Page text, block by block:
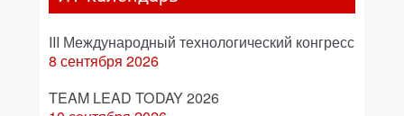
III Международный технологический конгресс
8 сентября 2026
TEAM LEAD TODAY 2026